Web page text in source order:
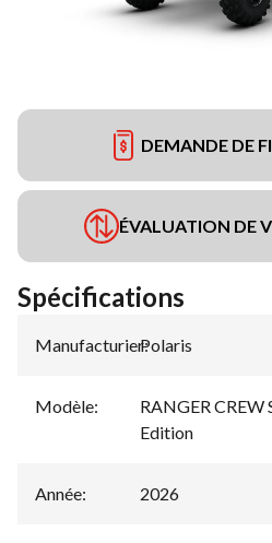
DEMANDE DE
ÉVALUATION DE
Spécifications
Manufacturier:
Polaris
Modèle:
RANGER
Edition
Année: 2026